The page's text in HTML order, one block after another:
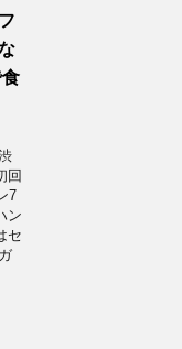
回
7
ン
セ